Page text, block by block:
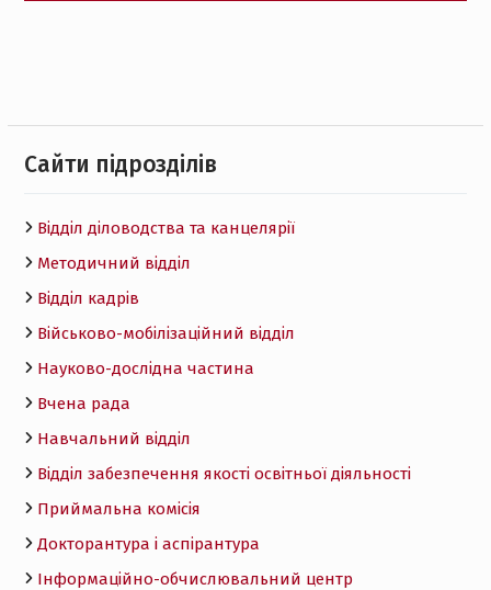
Cайти підрозділів
Відділ діловодства та канцелярії
Методичний відділ
Відділ кадрів
Військово-мобілізаційний відділ
Науково-дослідна частина
Вчена рада
Навчальний відділ
Відділ забезпечення якості освітньої діяльності
Приймальна комісія
Докторантура і аспірантура
Інформаційно-обчислювальний центр